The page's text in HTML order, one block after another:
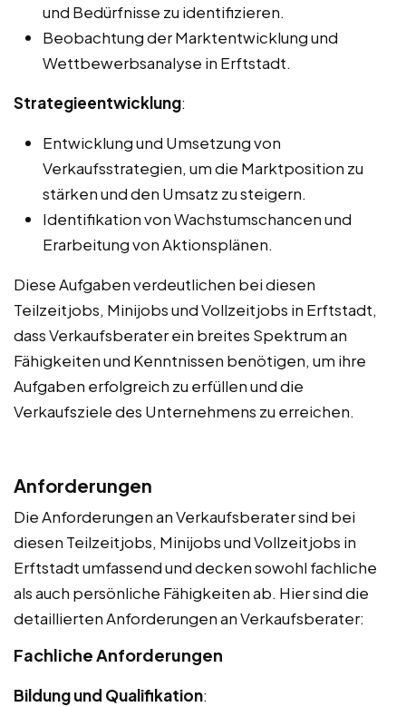
und Bedürfnisse zu identifizieren.
Beobachtung der Marktentwicklung und
Wettbewerbsanalyse in Erftstadt.
Strategieentwicklung:
Entwicklung und Umsetzung von
Verkaufsstrategien, um die Marktposition zu
stärken und den Umsatz zu steigern.
Identifikation von Wachstumschancen und
Erarbeitung von Aktionsplänen.
Diese Aufgaben verdeutlichen bei diesen
Teilzeitjobs, Minijobs und Vollzeitjobs in Erftstadt,
dass Verkaufsberater ein breites Spektrum an
Fähigkeiten und Kenntnissen benötigen, um ihre
Aufgaben erfolgreich zu erfüllen und die
Verkaufsziele des Unternehmens zu erreichen.
Anforderungen
Die Anforderungen an Verkaufsberater sind bei
diesen Teilzeitjobs, Minijobs und Vollzeitjobs in
Erftstadt umfassend und decken sowohl fachliche
als auch persönliche Fähigkeiten ab. Hier sind die
detaillierten Anforderungen an Verkaufsberater:
Fachliche Anforderungen
Bildung und Qualifikation: